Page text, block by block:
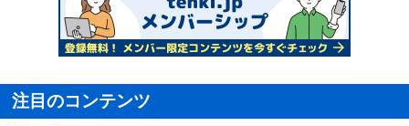
注目のコンテンツ